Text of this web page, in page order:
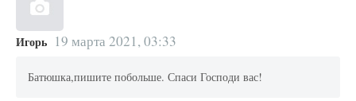
Игорь 19 марта 2021, 03:33
Батюшка,пишите побольше. Спаси Господи вас!